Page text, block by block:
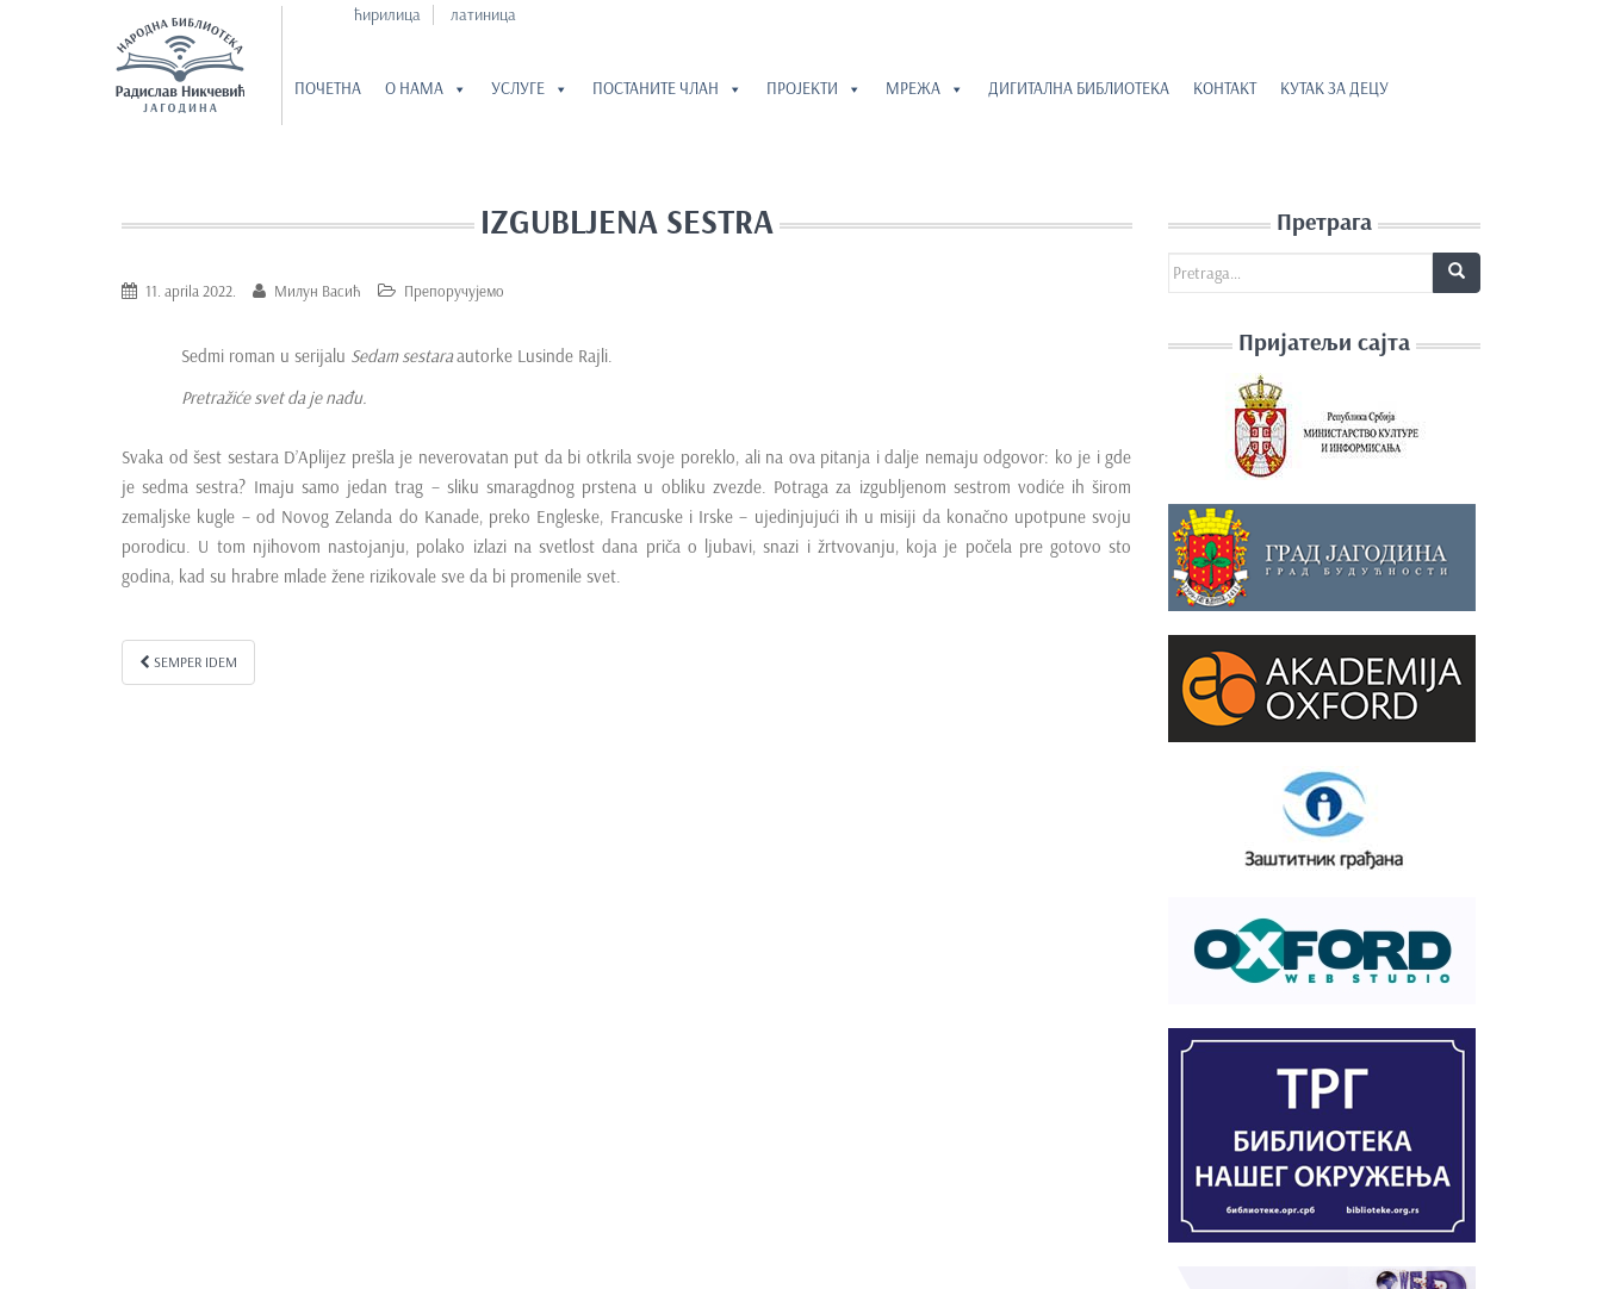
ћирилица латиница
ПОЧЕТНА О НАМА УСЛУГЕ ПОСТАНИТЕ ЧЛАН ПРОЈЕКТИ МРЕЖА ДИГИТАЛНА БИБЛИОТЕКА КОНТАКТ КУТАК ЗА ДЕЦУ
IZGUBLJENA SESTRA
11. aprila 2022. Милун Васић Препоручујемо
Sedmi roman u serijalu Sedam sestaraautorke Lusinde Rajli.
Pretražiće svet da je nađu.
Svaka od šest sestara D’Aplijez prešla je neverovatan put da bi otkrila svoje poreklo, ali na ova pitanja i dalje nemaju odgovor: ko je i gde
je sedma sestra? Imaju samo jedan trag – sliku smaragdnog prstena u obliku zvezde. Potraga za izgubljenom sestrom vodiće ih širom
zemaljske kugle – od Novog Zelanda do Kanade, preko Engleske, Francuske i Irske – ujedinjujući ih u misiji da konačno upotpune svoju
porodicu. U tom njihovom nastojanju, polako izlazi na svetlost dana priča o ljubavi, snazi i žrtvovanju, koja je počela pre gotovo sto
godina, kad su hrabre mlade žene rizikovale sve da bi promenile svet.
Kretanje članka
SEMPER IDEM
Претрага
Search for:
Пријатељи сајта